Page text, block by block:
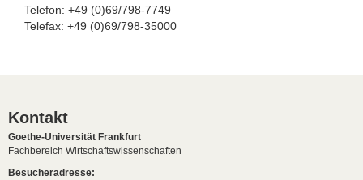
Telefon: +49 (0)69/798-7749
Telefax: +49 (0)69/798-35000
Kontakt
Goethe-Universität Frankfurt
Fachbereich Wirtschaftswissenschaften
Besucheradresse: